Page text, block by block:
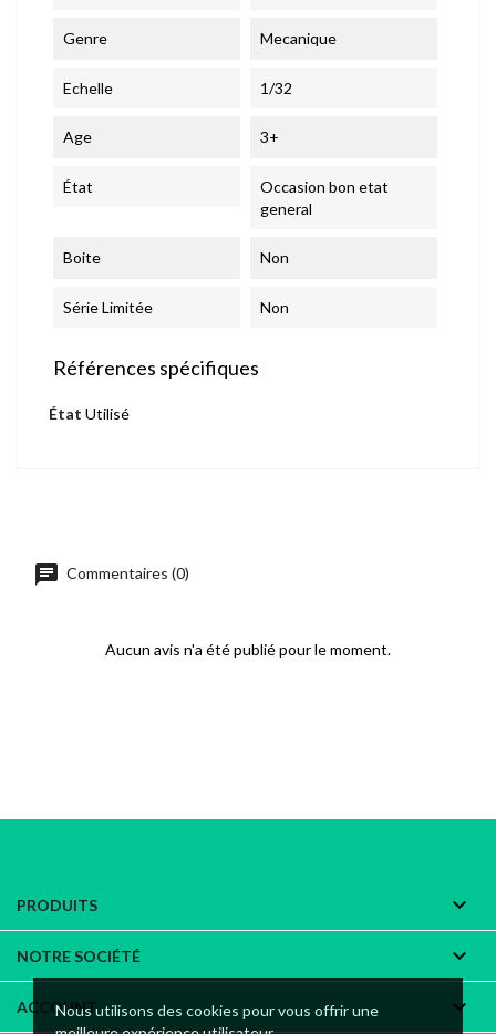
Nous utilisons des cookies pour vous offrir une
Genre Mecanique
Echelle 1/32
Age 3+
État
Occasion bon etat
general
Boite Non
Série Limitée Non
Références spécifiques
État Utilisé
chat Commentaires (0)
Aucun avis n'a été publié pour le moment.
PRODUITS 
NOTRE SOCIÉTÉ 
ACCOUNT 